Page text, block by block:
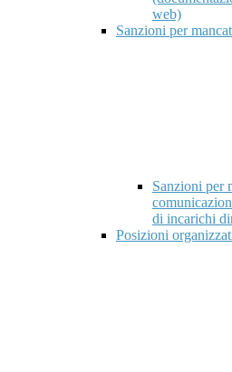
web)
Sanzioni per
Sanzioni per
di incarichi
Posizioni